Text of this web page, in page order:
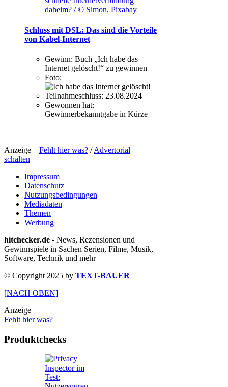
daheim? / © Simon, Pixabay
Schluss mit DSL: Das sind die Vorteile
von Kabel-Internet
Gewinn: Buch „Ich habe das
Internet gelöscht!“ zu gewinnen
Foto:
Teilnahmeschluss: 23.08.2024
Gewonnen hat:
Gewinnerbekanntgabe in Kürze
Anzeige – Fehlt hier was? /Advertorial
schalten
Impressum
Datenschutz
Nutzungsbedingungen
Mediadaten
Themen
Werbung
hitchecker.de - News, Rezensionen und
Gewinnspiele in Sachen Serien, Filme, Musik,
Software, Technik und mehr
© Copyright 2025 by TEXT-BAUER
[NACH OBEN]
Anzeige
Fehlt hier was?
Produktchecks